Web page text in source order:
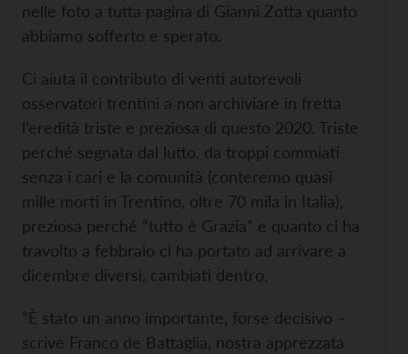
nelle foto a tutta pagina di Gianni Zotta quanto
abbiamo sofferto e sperato.
Ci aiuta il contributo di venti autorevoli
osservatori trentini a non archiviare in fretta
l’eredità triste e preziosa di questo 2020. Triste
perché segnata dal lutto, da troppi commiati
senza i cari e la comunità (conteremo quasi
mille morti in Trentino, oltre 70 mila in Italia),
preziosa perché “tutto è Grazia” e quanto ci ha
travolto a febbraio ci ha portato ad arrivare a
dicembre diversi, cambiati dentro.
“È stato un anno importante, forse decisivo –
scrive Franco de Battaglia, nostra apprezzata